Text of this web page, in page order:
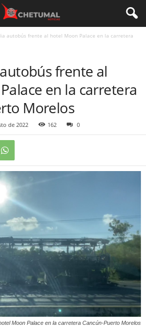
autobús frente al hotel Moon Palace en la carretera
frente al
en la carretera
Morelos
de 2022 162 0
Moon Palace en la carretera Cancún-Puerto Morelos